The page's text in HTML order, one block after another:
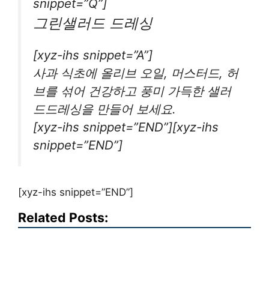
snippet=”Q”]
그린샐러드 드레싱
[xyz-ihs snippet=”A”]
사과 식초에 올리브 오일, 머스터드, 허
브를 섞어 건강하고 풍미 가득한 샐러
드드레싱을 만들어 보세요.
[xyz-ihs snippet=”END”][xyz-ihs
snippet=”END”]
[xyz-ihs snippet=”END”]
Related Posts: